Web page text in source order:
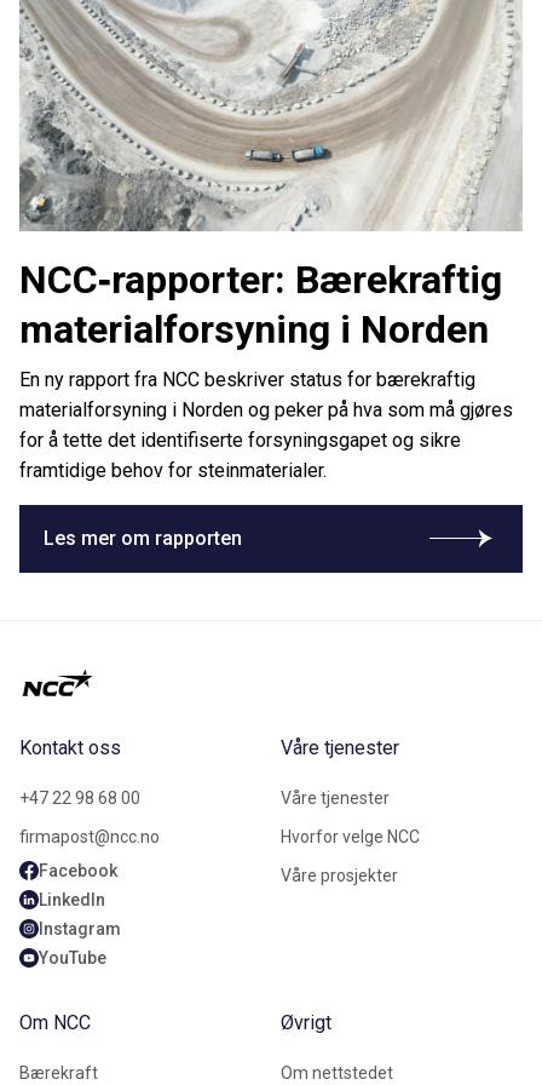
NCC‑rapporter: Bærekraftig
materialforsyning i Norden
En ny rapport fra NCC beskriver status for bærekraftig
materialforsyning i Norden og peker på hva som må gjøres
for å tette det identifiserte forsyningsgapet og sikre
framtidige behov for steinmaterialer.
Les mer om rapporten
Kontakt oss
+47 22 98 68 00
firmapost@ncc.no
Facebook
LinkedIn
Instagram
YouTube
Våre tjenester
Våre tjenester
Hvorfor velge NCC
Våre prosjekter
Om NCC
Bærekraft
Øvrigt
Om nettstedet